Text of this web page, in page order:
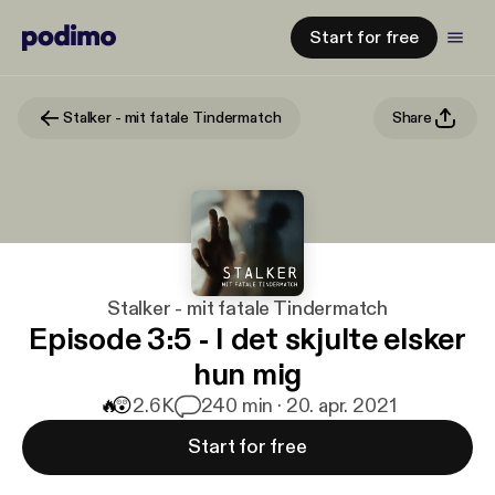
Start for free
Stalker - mit fatale Tindermatch Share
Stalker - mit fatale Tindermatch
Episode 3:5 - I det skjulte elsker
hun mig
🔥😲2.6K 240 min · 20. apr. 2021
Start for free